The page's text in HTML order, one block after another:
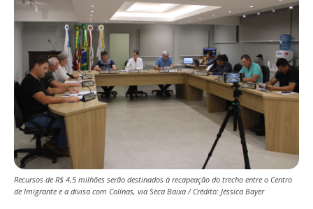
Recursos de R$ 4,5 milhões serão destinados à recapeação do trecho entre o Centro
de Imigrante e a divisa com Colinas, via Seca Baixa / Crédito: Jéssica Bayer